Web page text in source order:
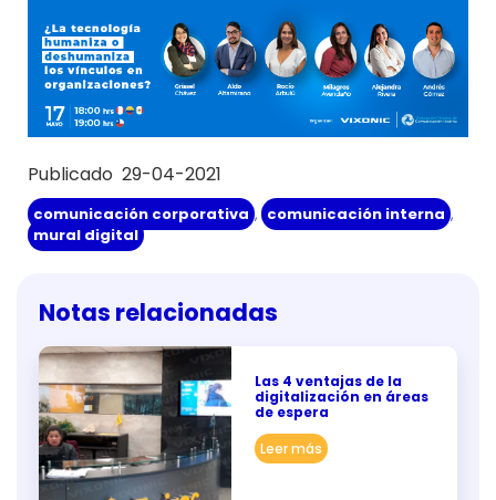
Publicado 29-04-2021
comunicación corporativa , comunicación interna ,
mural digital
Notas relacionadas
Las 4 ventajas de la
digitalización en áreas
de espera
Leer más